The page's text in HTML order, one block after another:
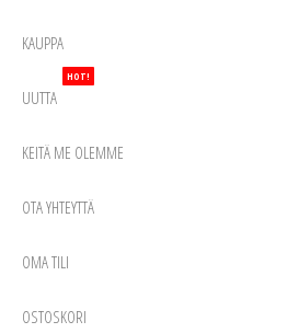
KAUPPA
UUTTA
HOT!
KEITÄ ME OLEMME
OTA YHTEYTTÄ
OMA TILI
OSTOSKORI